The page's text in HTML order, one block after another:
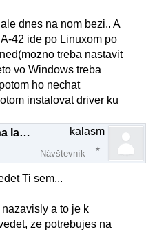
dnes na nom bezi.. A
42 ide po Linuxom po
treba nastavit
vo Windows treba
ho nechat
instalovat driver ku
Re: Instalovanie linuxu na laptop
kalasm
Návštevník
Ti sem...
a to je k
ze potrebujes na